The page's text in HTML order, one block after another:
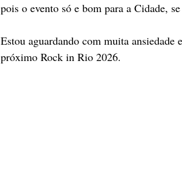
pois o evento só e bom para a Cidade,
Estou aguardando com muita
próximo Rock in Rio 2026.